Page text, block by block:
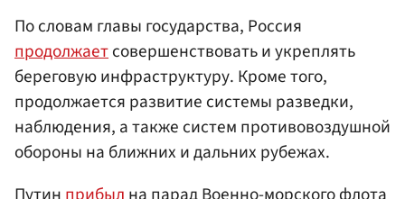
По словам главы государства, Россия
продолжаетсовершенствовать и укреплять
береговую инфраструктуру. Кроме того,
продолжается развитие системы разведки,
наблюдения, а также систем противовоздушной
обороны на ближних и дальних рубежах.